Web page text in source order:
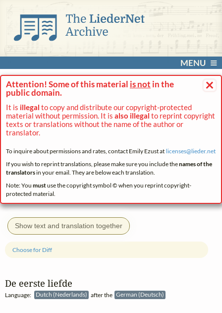
MENU
×
Attention! Some of this material is not in the
public domain.
It is illegal to copy and distribute our copyright-protected
material without permission. It is also illegal to reprint copyright
texts or translations without the name of the author or
translator.
To inquire about permissions and rates, contact Emily Ezust at licenses@lieder.net
If you wish to reprint translations, please make sure you include thenames of the
translatorsin your email. They are below each translation.
Note: You mustuse the copyright symbol © when you reprint copyright-
protected material.
Show text and translation together
De eerste liefde
Language: Dutch (Nederlands) after the German (Deutsch)
Choose for Diff